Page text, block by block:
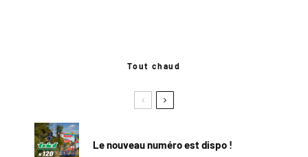
Tout chaud
Le nouveau numéro est dispo !